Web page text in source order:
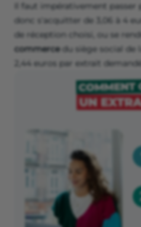
Il faut impérativement passer
donc s'acquitter de 3,06 à 4
de réception choisi, ou se
commercedu siège social de
2,44 euros par extrait demandé.